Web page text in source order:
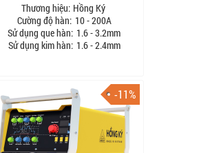
Thương hiệu: Hồng Ký
Cường độ hàn: 10 - 200A
Sử dụng que hàn: 1.6 - 3.2mm
Sử dụng kim hàn: 1.6 - 2.4mm
-11%